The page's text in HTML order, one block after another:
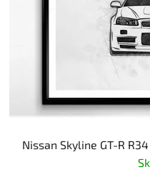
Nissan Skyline GT-R